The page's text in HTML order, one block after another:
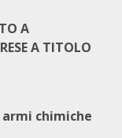
A
A TITOLO
chimiche